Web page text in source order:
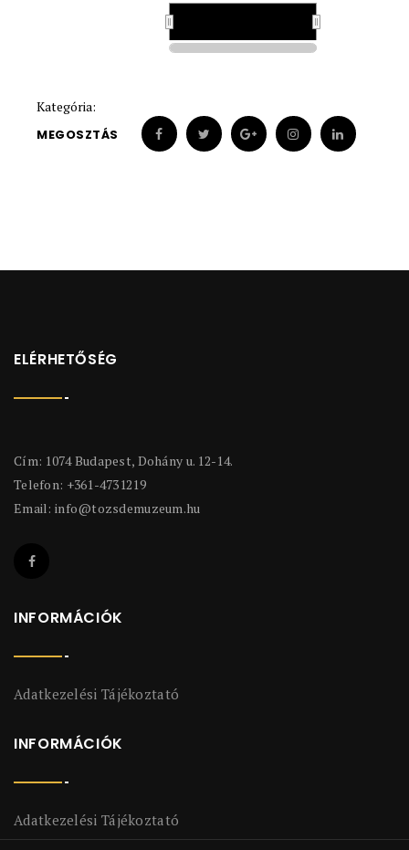
Kategória:
MEGOSZTÁS
ELÉRHETŐSÉG
Cím: 1074 Budapest, Dohány u. 12-14.
Telefon: +361-4731219
Email: info@tozsdemuzeum.hu
INFORMÁCIÓK
Adatkezelési Tájékoztató
INFORMÁCIÓK
Adatkezelési Tájékoztató